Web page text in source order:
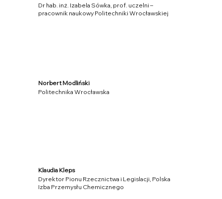
Dr hab. inż. Izabela Sówka, prof. uczelni –
pracownik naukowy Politechniki Wrocławskiej
Norbert Modliński
Politechnika Wrocławska
Klaudia Kleps
Dyrektor Pionu Rzecznictwa i Legislacji, Polska
Izba Przemysłu Chemicznego